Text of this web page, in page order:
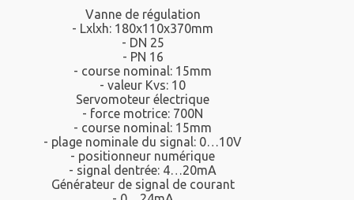
Vanne de régulation
- Lxlxh: 180x110x370mm
- DN 25
- PN 16
- course nominal: 15mm
- valeur Kvs: 10
Servomoteur électrique
- force motrice: 700N
- course nominal: 15mm
- plage nominale du signal: 0…10V
- positionneur numérique
- signal dentrée: 4…20mA
Générateur de signal de courant